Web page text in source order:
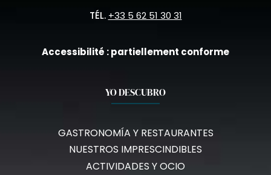
TÉL. +33 5 62 51 30 31
Accessibilité : partiellement conforme
YO DESCUBRO
GASTRONOMÍA Y RESTAURANTES
NUESTROS IMPRESCINDIBLES
ACTIVIDADES Y OCIO